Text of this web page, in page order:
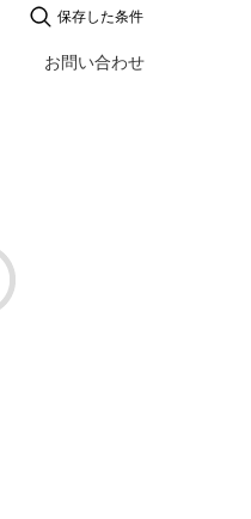
保存した条件
お問い合わせ